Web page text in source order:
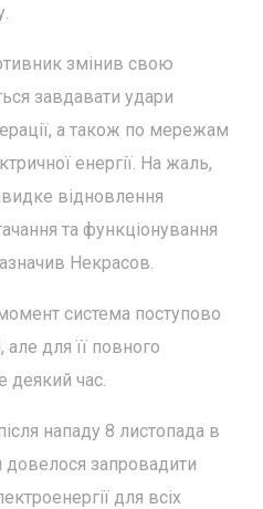
змінив свою
завдавати удари
а також по мережам
енергії. На жаль,
відновлення
та функціонування
Некрасов.
система поступово
але для її повного
деякий час.
нападу 8 листопада в
довелося запровадити
для всіх